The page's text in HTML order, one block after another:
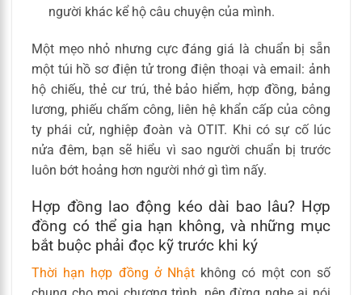
người khác kể hộ câu chuyện của mình.
Một mẹo nhỏ nhưng cực đáng giá là chuẩn bị sẵn
một túi hồ sơ điện tử trong điện thoại và email: ảnh
hộ chiếu, thẻ cư trú, thẻ bảo hiểm, hợp đồng, bảng
lương, phiếu chấm công, liên hệ khẩn cấp của công
ty phái cử, nghiệp đoàn và OTIT. Khi có sự cố lúc
nửa đêm, bạn sẽ hiểu vì sao người chuẩn bị trước
luôn bớt hoảng hơn người nhớ gì tìm nấy.
Hợp đồng lao động kéo dài bao lâu? Hợp
đồng có thể gia hạn không, và những mục
bắt buộc phải đọc kỹ trước khi ký
Thời hạn hợp đồng ở Nhật không có một con số